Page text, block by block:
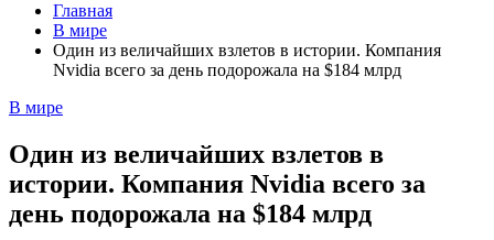
Главная
В мире
Один из величайших взлетов в истории. Компания
Nvidia всего за день подорожала на $184 млрд
В мире
Один из величайших взлетов в
истории. Компания Nvidia всего за
день подорожала на $184 млрд